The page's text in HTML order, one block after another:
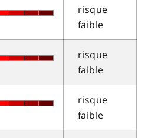
risque
faible
risque
faible
risque
faible